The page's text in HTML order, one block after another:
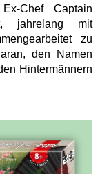
Chef Captain
jahrelang mit
zu
den Namen
Hintermännern